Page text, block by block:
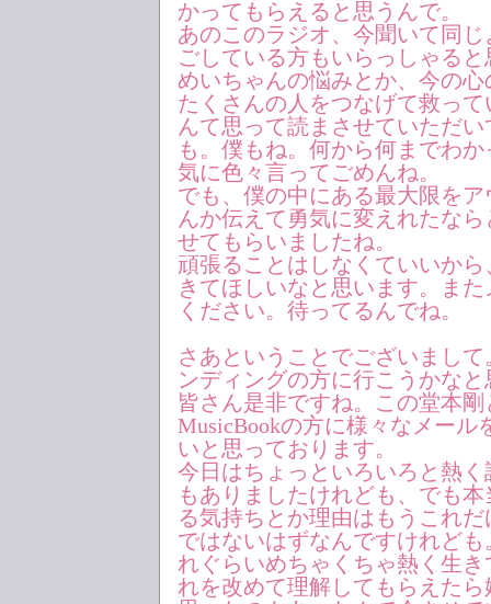
かってもらえると思うんで。
あのこのラジオ、今聞いて同
ごしている方もいらっしゃる
めいちゃんの悩みとか、今の
たくさんの人をつなげて救っ
んて思って読まさせていただ
も。僕もね。何から何までわ
気に色々言ってごめんね。
でも、僕の中にある最大限を
んか伝えて勇気に変えれたな
せてもらいましたね。
頑張ることはしなくていいか
きてほしいなと思います。ま
ください。待ってるんでね。
さあということでございまし
ンディングの方に行こうかな
皆さん是非ですね。この堂本剛
MusicBookの方に様々なメール
いと思っております。
今日はちょっといろいろと熱
もありましたけれども、でも
る気持ちとか理由はもうこれ
ではないはずなんですけれど
れぐらいめちゃくちゃ熱く生
れを改めて理解してもらえた